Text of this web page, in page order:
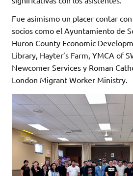
Fue asimismo un placer contar
socios como el Ayuntamiento de
Huron County Economic
Library, Hayter’s Farm, YMCA of
Newcomer Services y Roman
London Migrant Worker Ministry.